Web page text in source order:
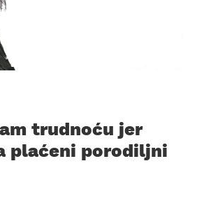
trudnoću jer
plaćeni porodiljni